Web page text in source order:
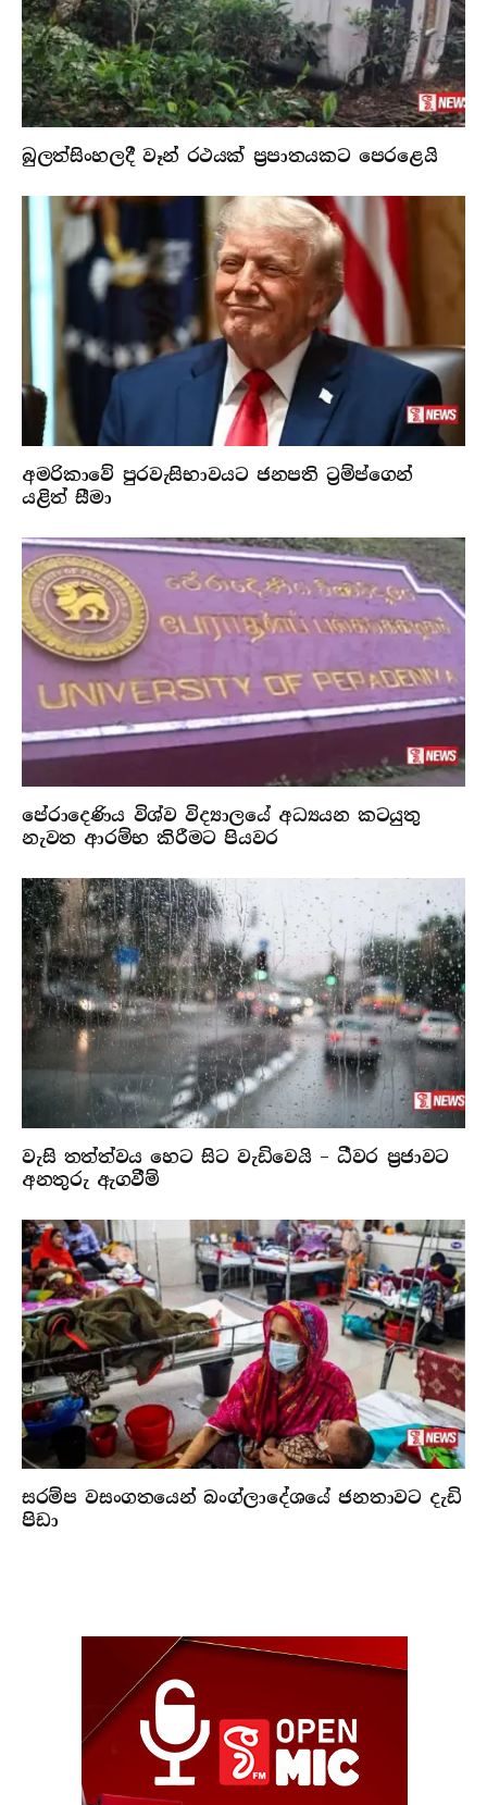
බුලත්සිංහලදී වෑන් රථයක් ප්‍රපාතයකට පෙරළෙයි
අමරිකාවේ පුරවැසිභාවයට ජනපති ට්‍රම්ප්ගෙන්
යළිත් සීමා
පේරාදෙණිය විශ්ව විද්‍යාලයේ අධ්‍යයන කටයුතු
නැවත ආරම්භ කිරීමට පියවර
වැසි තත්ත්වය හෙට සිට වැඩිවෙයි – ධීවර ප්‍රජාවට
අනතුරු ඇගවීම්
සරම්ප වසංගතයෙන් බංග්ලාදේශයේ ජනතාවට දැඩි
පිඩා